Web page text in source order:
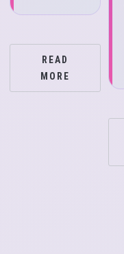
READ
MORE